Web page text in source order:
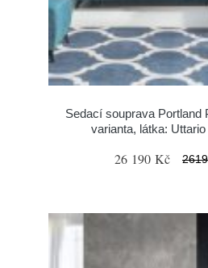
Sedací souprava Portland
varianta, látka:
26 190 Kč